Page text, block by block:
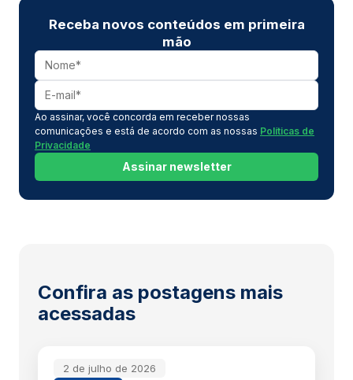
Receba novos conteúdos em primeira
mão
Ao assinar, você concorda em receber nossas
comunicações e está de acordo com as nossas Políticas de
Privacidade
Assinar newsletter
Confira as postagens mais
acessadas
2 de julho de 2026